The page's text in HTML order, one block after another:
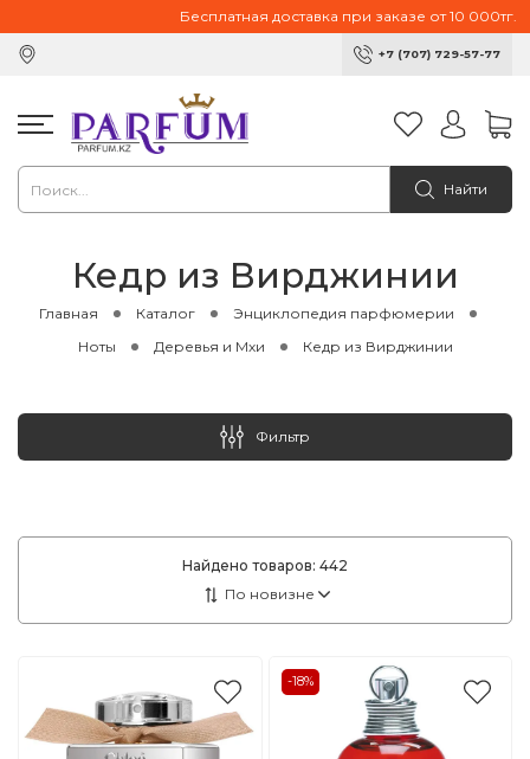
Бесплатная доставка при заказе от 10 000тг.
+7 (707) 729-57-77
Найти
Кедр из Вирджинии
Главная Каталог
Энциклопедия парфюмерии
Ноты
Деревья и Мхи Кедр из Вирджинии
Найдено товаров: 442
-18%
Фильтр